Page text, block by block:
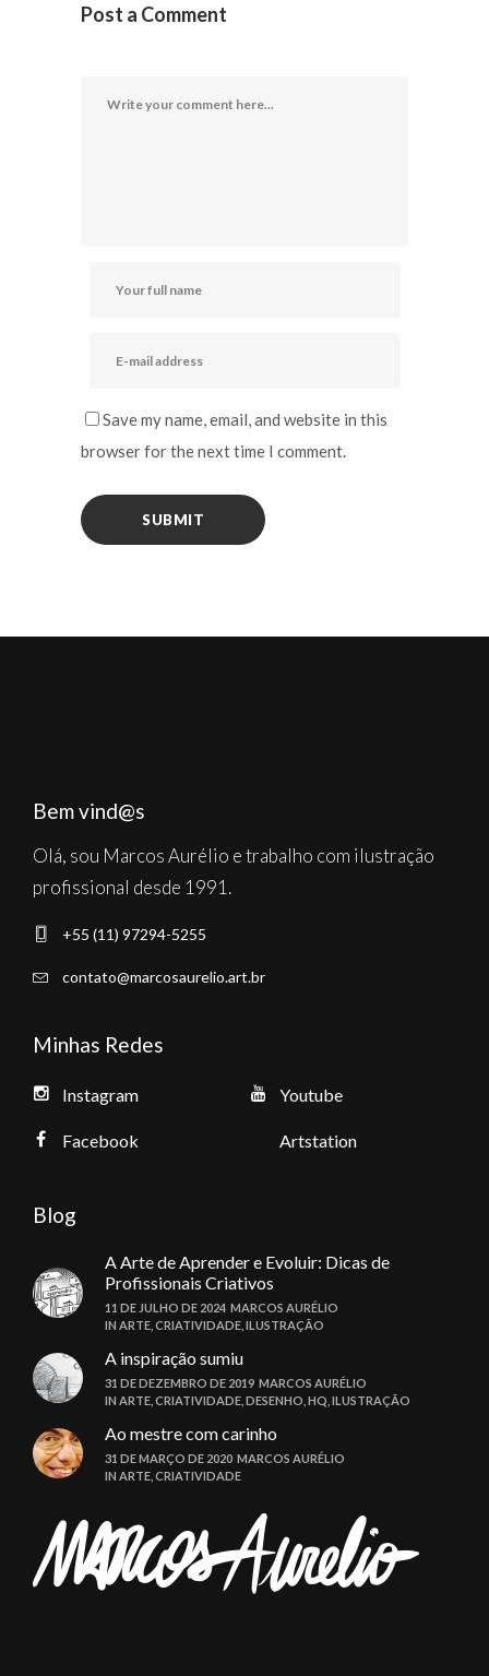
Post a Comment
Save my name, email, and website in this
browser for the next time I comment.
Bem vind@s
Olá, sou Marcos Aurélio e trabalho com ilustração
profissional desde 1991.
+55 (11) 97294-5255
contato@marcosaurelio.art.br
Minhas Redes
Instagram
Facebook
Youtube
Artstation
Blog
A Arte de Aprender e Evoluir: Dicas de
Profissionais Criativos
11 DE JULHO DE 2024 MARCOS AURÉLIO
IN ARTE CRIATIVIDADE ILUSTRAÇÃO
A inspiração sumiu
31 DE DEZEMBRO DE 2019 MARCOS AURÉLIO
IN ARTE CRIATIVIDADE DESENHO HQ ILUSTRAÇÃO
Ao mestre com carinho
31 DE MARÇO DE 2020 MARCOS AURÉLIO
IN ARTE CRIATIVIDADE